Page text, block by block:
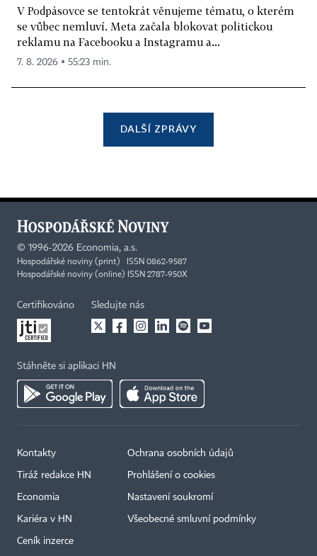
V Podpásovce se tentokrát věnujeme tématu, o kterém
se vůbec nemluví. Meta začala blokovat politickou
reklamu na Facebooku a Instagramu a...
7. 8. 2026 ▪ 55:23 min.
DALŠÍ ZPRÁVY
© 1996-2026 Economia, a.s.
Hospodářské noviny (print) ISSN 0862-9587
Hospodářské noviny (online) ISSN 2787-950X
Certifikováno Sledujte nás
Stáhněte si aplikaci HN
Kontakty
Tiráž redakce HN
Economia
Kariéra v HN
Ceník inzerce
Ochrana osobních údajů
Prohlášení o cookies
Nastavení soukromí
Všeobecné smluvní podmínky